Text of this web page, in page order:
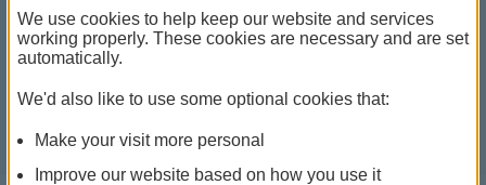
We use cookies to help keep our website and services
working properly. These cookies are necessary and are set
automatically.
We'd also like to use some optional cookies that:
Make your visit more personal
Improve our website based on how you use it